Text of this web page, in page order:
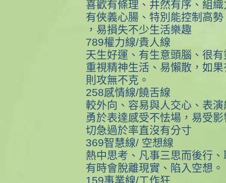
喜歡有條理、井然有序、組織
有俠義心腸、特別能控制高
，易損失不少生活樂趣
789權力線/貴人線
天生好運、有生意頭腦、很有
重視精神生活、易懶散，如
則攻無不克。
258感情線/饒舌線
較外向、容易與人交心、表
勇於表達感受不怯場，易受
切急過於率直沒有分寸
369智慧線/ 空想線
熱中思考、凡事三思而後行
有時會脫離現實、陷入空想。
159事業線/工作狂